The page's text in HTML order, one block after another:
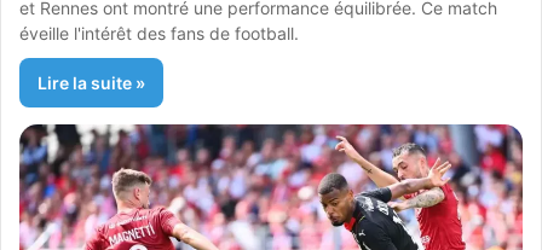
et Rennes ont montré une performance équilibrée. Ce match
éveille l'intérêt des fans de football.
Lire la suite »